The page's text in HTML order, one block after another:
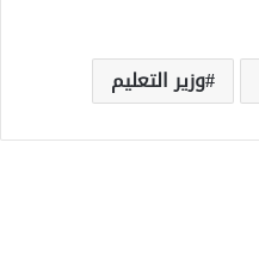
وزير التعليم